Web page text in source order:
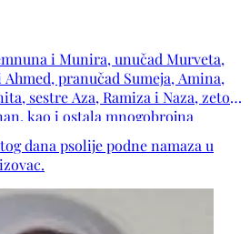
i Munira, unučad Murveta,
pranučad Sumeja, Amina,
sestre Aza, Ramiza i Naza, zetovi
kao i ostala mnogobrojna
dana psolije podne namaza u